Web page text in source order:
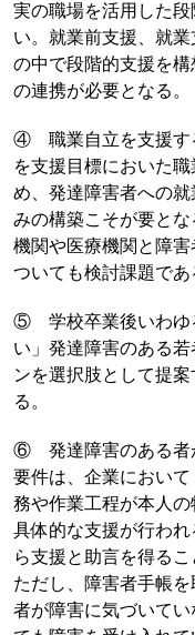
実の職場を活用した
い。就業前支援、就
の中で段階的支援を
の連携が必要となる。
④ 職業自立を支援す
を支援目標においた
め、発達障害者への
みの構築こそが要と
機関や医療機関と障
ついても検討課題であ
⑤ 学校卒業後いわゆ
い」発達障害のある
ンを選択肢として提
る。
⑥ 発達障害のある者
要件は、企業におい
務や作業工程が本人
具体的な支援が行わ
ら支援と助言を得るこ
ただし、障害者手帳
者が障害に気づいて